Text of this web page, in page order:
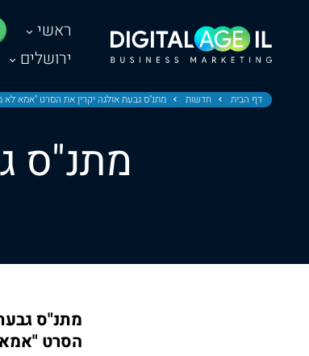
ראשי
ירושלים
דף הבית חדשות מתנ"ס גבעת אולגה יקרין את הסרט "אמא לא
מתנ"ס
מתנ"ס
הסרט